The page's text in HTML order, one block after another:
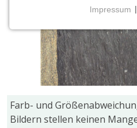
Farb- und
Bildern stellen keinen
Notwendige Cookies
Funktionen und sind für
der Website erforderlich.
TYPO3
Impressum |